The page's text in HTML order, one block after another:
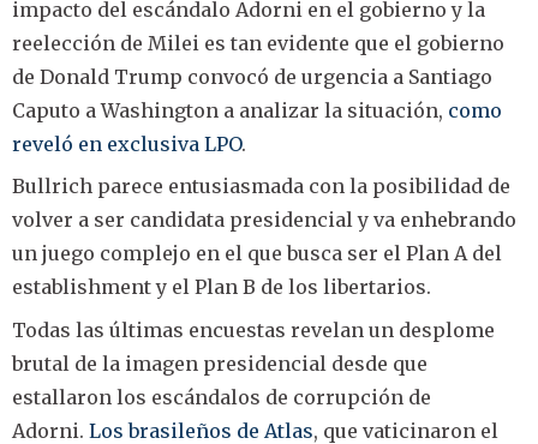
impacto del escándalo Adorni en el gobierno y la
reelección de Milei es tan evidente que el gobierno
de Donald Trump convocó de urgencia a Santiago
Caputo a Washington a analizar la situación, como
reveló en exclusiva LPO.
Bullrich parece entusiasmada con la posibilidad de
volver a ser candidata presidencial y va enhebrando
un juego complejo en el que busca ser el Plan A del
establishment y el Plan B de los libertarios.
Todas las últimas encuestas revelan un desplome
brutal de la imagen presidencial desde que
estallaron los escándalos de corrupción de
Adorni. Los brasileños de Atlas, que vaticinaron el